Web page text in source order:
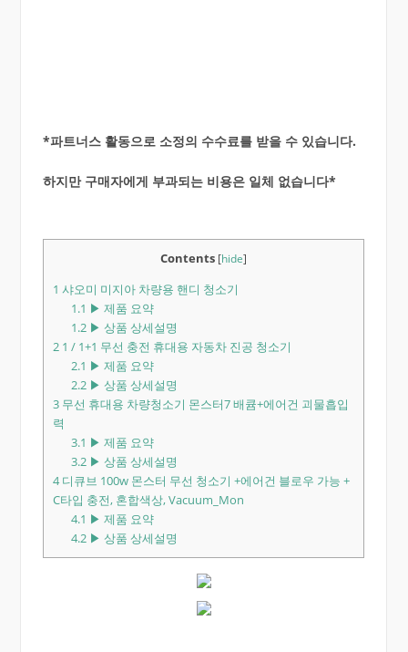
*파트너스 활동으로 소정의 수수료를 받을 수 있습니다.
하지만 구매자에게 부과되는 비용은 일체 없습니다*
Contents [hide]
1 샤오미 미지아 차량용 핸디 청소기
1.1 ▶ 제품 요약
1.2▶ 상품 상세설명
21 / 1+1 무선 충전 휴대용 자동차 진공 청소기
2.1 ▶ 제품 요약
2.2▶ 상품 상세설명
3무선 휴대용 차량청소기 몬스터7 배큠+에어건 괴물흡입
력
3.1 ▶ 제품 요약
3.2▶ 상품 상세설명
4디큐브 100w 몬스터 무선 청소기 +에어건 블로우 가능 +
C타입 충전, 혼합색상, Vacuum_Mon
4.1 ▶ 제품 요약
4.2▶ 상품 상세설명